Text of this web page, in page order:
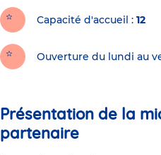
Capacité d'accueil 12
Ouverture du lundi au
Présentation de la
partenaire